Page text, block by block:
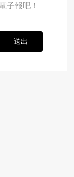
子報吧！
送出